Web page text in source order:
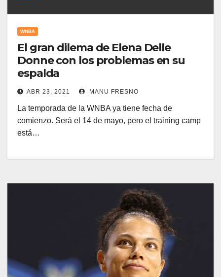
WNBA
El gran dilema de Elena Delle
Donne con los problemas en su
espalda
ABR 23, 2021 MANU FRESNO
La temporada de la WNBA ya tiene fecha de
comienzo. Será el 14 de mayo, pero el training camp
está…